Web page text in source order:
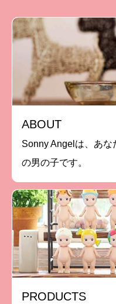
ABOUT
Sonny Angelは、あ
の男の子です。
PRODUCTS